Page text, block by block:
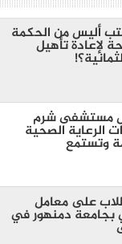
أليس من الحكمة
لإعادة تأهيل
مستشفى شرم
الرعاية الصحية
وتستمع
على معامل
بجامعة دمنهور في